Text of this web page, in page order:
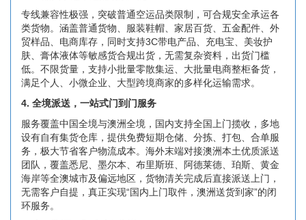
专线兼容性极强，突破普通空运品类限制，可合规安全承运各
类货物。涵盖普通货物、服装鞋帽、家居百货、五金配件、外
贸样品、电商库存，同时支持3C带电产品、充电宝、美妆护
肤、膏体液体等敏感货合规出货，无需复杂资料，出货门槛
低。不限货量，支持小批量零散集运、大批量电商整柜备货，
满足个人、小微企业、大型跨境商家的多样化运输需求。
4. 全境派送，一站式门到门服务
服务覆盖中国全境与澳洲全境，国内支持全国上门揽收，多地
设有自有集货仓库，提供免费短期仓储、分拣、打包、合单服
务，极大节省客户物流成本。海外末端对接澳洲本土优质派送
团队，覆盖悉尼、墨尔本、布里斯班、阿德莱德、珀斯、黄金
海岸等全澳城市及偏远地区，货物清关完成后直接派送上门，
无需客户自提，真正实现“国内上门取件，澳洲送货到家”的闭
环服务。